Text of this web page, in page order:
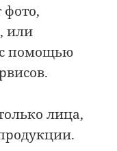
или
с помощью
лица,